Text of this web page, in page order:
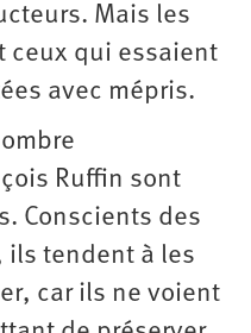
Mais les
ceux qui essaient
avec mépris.
Ruffin sont
Conscients des
ils tendent à les
car ils ne voient